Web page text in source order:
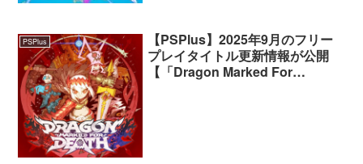
PSPlus
【PSPlus】2025年9月のフリー
プレイタイトル更新情報が公開
【「Dragon Marked For